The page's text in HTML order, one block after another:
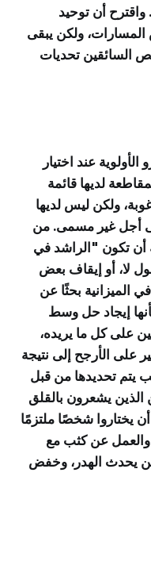
أن توحيد
ولكن يبقى
السائقين تحديات
عند اختيار
لديها قائمة
ولكن ليس لديها
أجل غير مسمى. من
أن تكون "الراشد في
لا، أو إيقاف بعض
في الميزانية بحثًا عن
إيجاد حل وسط
على كل ما يريده،
على الأرجح إلى نتيجة
يتم تحديدها من قبل
الذين يشعرون بالقلق
يختاروا شخصًا ملتزمًا
والعمل عن كثب مع
يحدث الهدر، وخفض